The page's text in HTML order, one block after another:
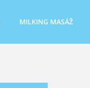
MILKING MASÁŽ